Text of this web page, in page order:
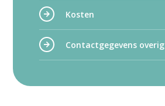
Kosten
Contactgegevens overig